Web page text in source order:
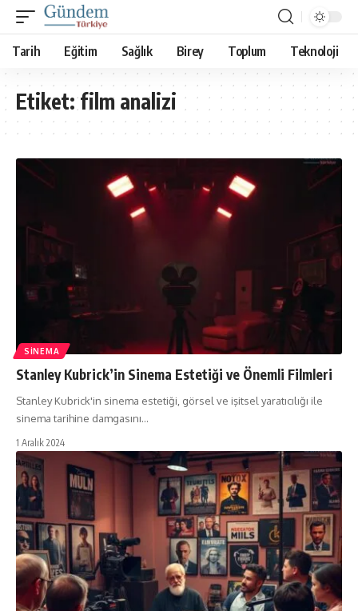
Tarih Eğitim Sağlık Birey Toplum Teknoloji
Etiket:film analizi
SINEMA
Stanley Kubrick’in Sinema Estetiği ve Önemli Filmleri
Stanley Kubrick'in sinema estetiği, görsel ve işitsel yaratıcılığı ile
sinema tarihine damgasını…
1 Aralık 2024